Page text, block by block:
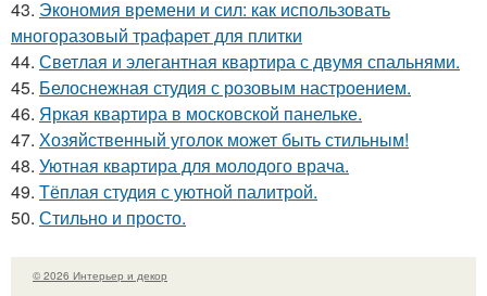
43. Экономия времени и сил: как использовать
многоразовый трафарет для плитки
44. Светлая и элегантная квартира с двумя спальнями.
45. Белоснежная студия с розовым настроением.
46. Яркая квартира в московской панельке.
47. Хозяйственный уголок может быть стильным!
48. Уютная квартира для молодого врача.
49. Тёплая студия с уютной палитрой.
50. Стильно и просто.
© 2026 Интерьер и декор